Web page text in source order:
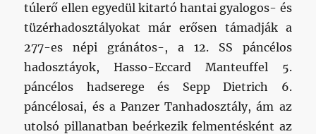
túlerő ellen egyedül kitartó hantai gyalogos- és
tüzérhadosztályokat már erősen támadják a
277-es népi gránátos-, a 12. SS páncélos
hadosztáyok, Hasso-Eccard Manteuffel 5.
páncélos hadserege és Sepp Dietrich 6.
páncélosai, és a Panzer Tanhadosztály, ám az
utolsó pillanatban beérkezik felmentésként az